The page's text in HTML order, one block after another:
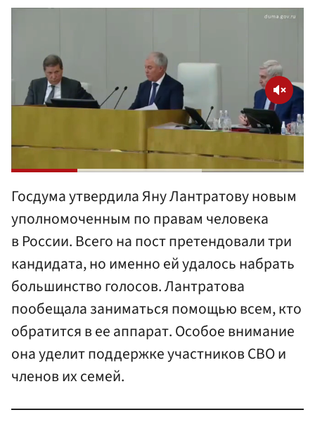
Госдума утвердила Яну Лантратову новым
уполномоченным по правам человека
в России. Всего на пост претендовали три
кандидата, но именно ей удалось набрать
большинство голосов. Лантратова
пообещала заниматься помощью всем, кто
обратится в ее аппарат. Особое внимание
она уделит поддержке участников СВО и
членов их семей.